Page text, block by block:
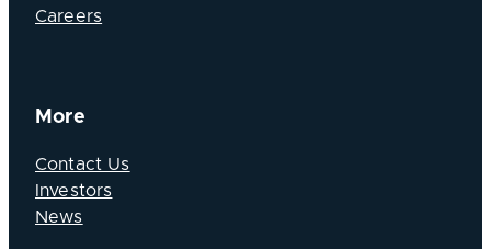
Careers
More
Contact Us
Investors
News